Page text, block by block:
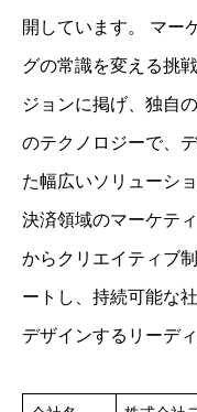
開しています。 マー
グの常識を変える挑
ジョンに掲げ、独自
のテクノロジーで、
た幅広いソリューシ
決済領域のマーケテ
からクリエイティブ
ートし、持続可能な
デザインするリーデ